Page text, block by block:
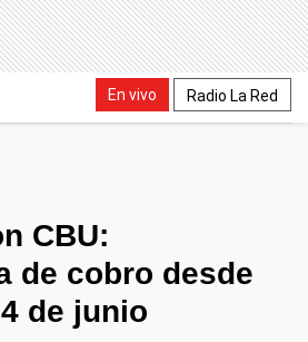
En vivo Radio La Red
CBU:
de cobro desde
de junio